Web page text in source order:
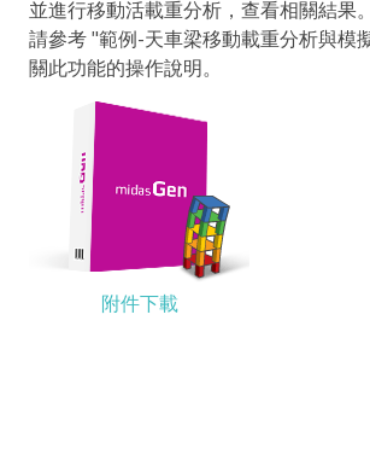
並進行移動活載重分析，查看相關結果。
請參考 "範例-天車梁移動載重分析與模
關此功能的操作說明。
附件下載